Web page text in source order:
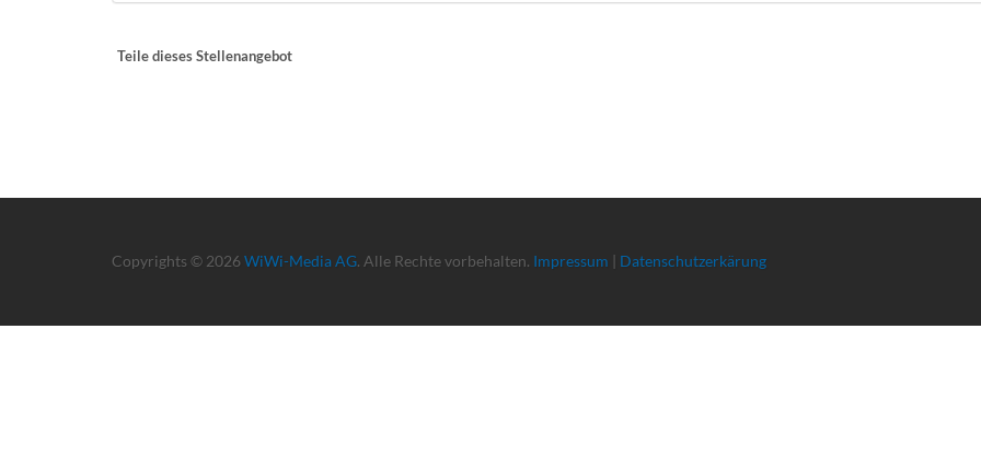
Teile dieses Stellenangebot
Copyrights © 2026 WiWi-Media AG. Alle Rechte vorbehalten. Impressum | Datenschutzerkärung